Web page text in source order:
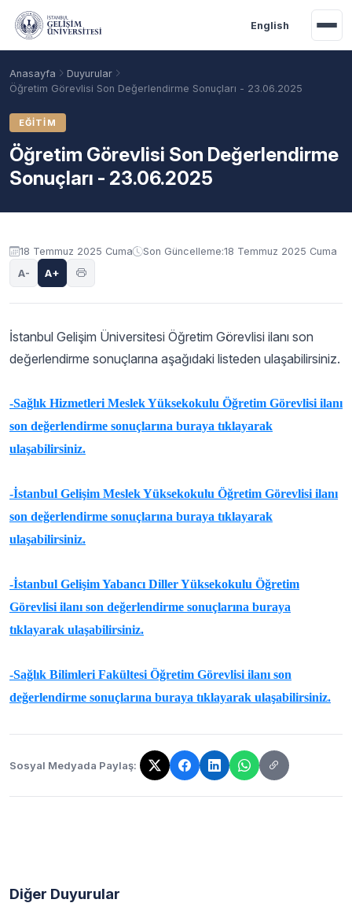
Ana içeriğe geç
English
Akademik Takvim
Anasayfa
Duyurular
Öğretim Görevlisi Son Değerlendirme Sonuçları - 23.06.2025
EĞITIM
Öğretim Görevlisi Son Değerlendirme
Sonuçları - 23.06.2025
Duyuru içeriği
18 Temmuz 2025 Cuma Son Güncelleme:18 Temmuz 2025 Cuma
A- A+
İstanbul Gelişim Üniversitesi Öğretim Görevlisi ilanı son
değerlendirme sonuçlarına aşağıdaki listeden ulaşabilirsiniz.
-Sağlık Hizmetleri Meslek Yüksekokulu Öğretim Görevlisi ilanı
son değerlendirme sonuçlarına buraya tıklayarak
ulaşabilirsiniz.
-İstanbul Gelişim Meslek Yüksekokulu Öğretim Görevlisi ilanı
son değerlendirme sonuçlarına buraya tıklayarak
ulaşabilirsiniz.
-İstanbul Gelişim Yabancı Diller Yüksekokulu Öğretim
Görevlisi ilanı son değerlendirme sonuçlarına buraya
tıklayarak ulaşabilirsiniz.
-Sağlık Bilimleri Fakültesi Öğretim Görevlisi ilanı son
değerlendirme sonuçlarına buraya tıklayarak ulaşabilirsiniz.
Sosyal Medyada Paylaş:
Bağlantı kopyalandı!
Diğer Duyurular